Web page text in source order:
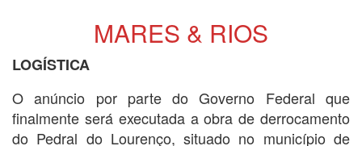
MARES & RIOS
LOGÍSTICA
O anúncio por parte do Governo Federal que
finalmente será executada a obra de derrocamento
do Pedral do Lourenço, situado no município de